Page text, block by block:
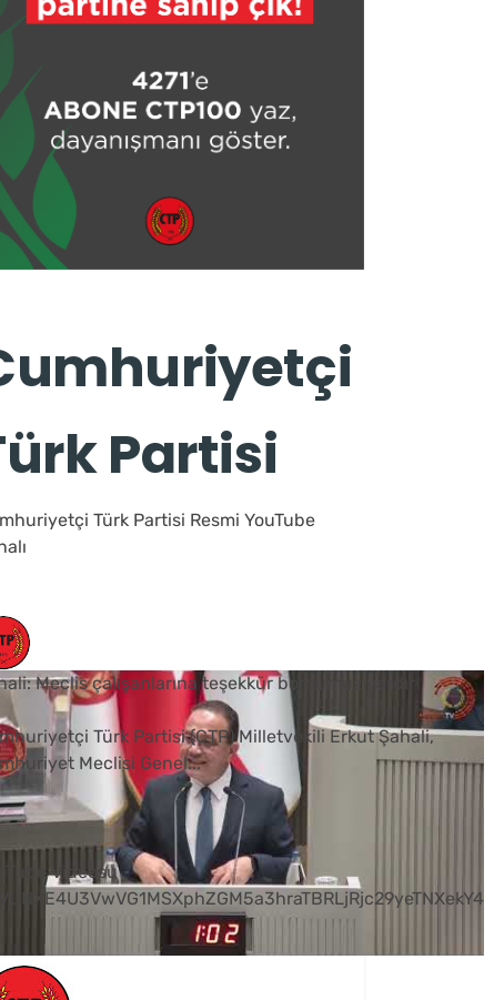
Partisi
Türk Partisi Resmi YouTube
Meclis çalışanlarına teşekkür borcumuz vardır
Türk Partisi (CTP) Milletvekili Erkut Şahali,
Meclisi Genel...
Videosu